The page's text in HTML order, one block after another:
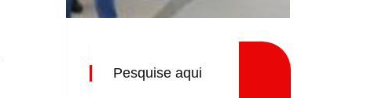
Pesquise aqui